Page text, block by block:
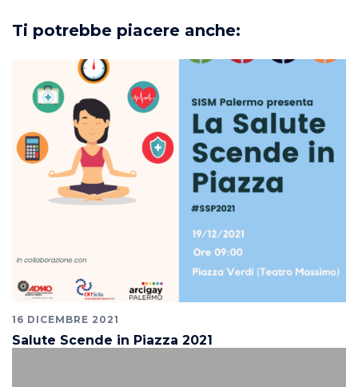
Ti potrebbe piacere anche:
16 DICEMBRE 2021
Salute Scende in Piazza 2021